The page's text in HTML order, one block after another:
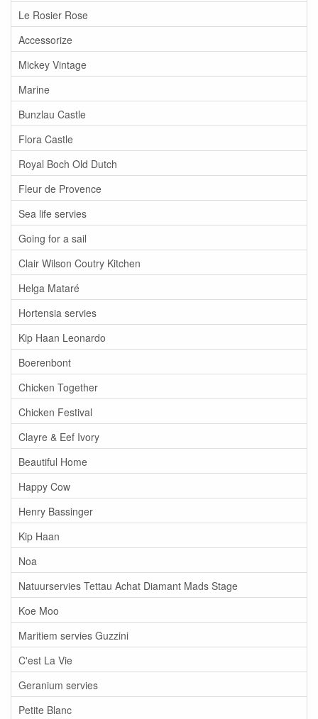
Le Rosier Rose
Accessorize
Mickey Vintage
Marine
Bunzlau Castle
Flora Castle
Royal Boch Old Dutch
Fleur de Provence
Sea life servies
Going for a sail
Clair Wilson Coutry Kitchen
Helga Mataré
Hortensia servies
Kip Haan Leonardo
Boerenbont
Chicken Together
Chicken Festival
Clayre & Eef Ivory
Beautiful Home
Happy Cow
Henry Bassinger
Kip Haan
Noa
Natuurservies Tettau Achat Diamant Mads Stage
Koe Moo
Maritiem servies Guzzini
C'est La Vie
Geranium servies
Petite Blanc